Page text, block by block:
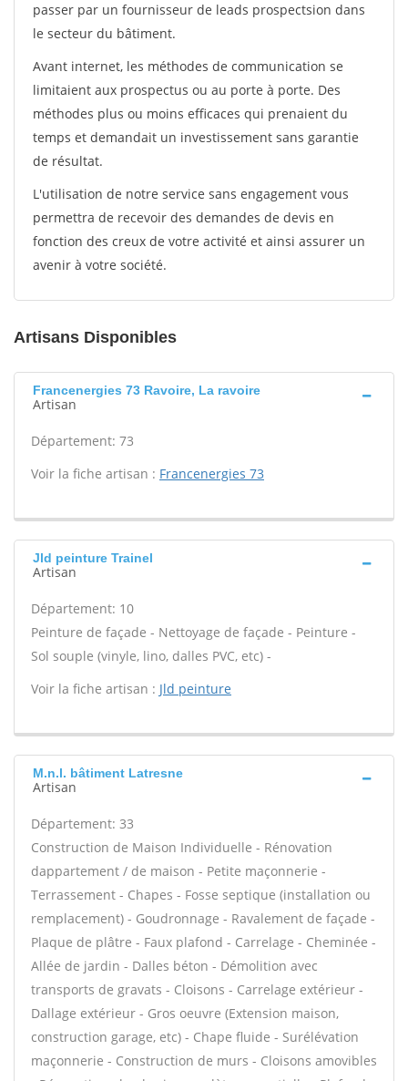
passer par un fournisseur de leads prospectsion dans
le secteur du bâtiment.
Avant internet, les méthodes de communication se
limitaient aux prospectus ou au porte à porte. Des
méthodes plus ou moins efficaces qui prenaient du
temps et demandait un investissement sans garantie
de résultat.
L'utilisation de notre service sans engagement vous
permettra de recevoir des demandes de devis en
fonction des creux de votre activité et ainsi assurer un
avenir à votre société.
Artisans Disponibles
Francenergies 73 Ravoire, La ravoire
Artisan
Département: 73
Voir la fiche artisan : Francenergies 73
Jld peinture Trainel
Artisan
Département: 10
Peinture de façade - Nettoyage de façade - Peinture -
Sol souple (vinyle, lino, dalles PVC, etc) -
Voir la fiche artisan : Jld peinture
M.n.l. bâtiment Latresne
Artisan
Département: 33
Construction de Maison Individuelle - Rénovation
dappartement / de maison - Petite maçonnerie -
Terrassement - Chapes - Fosse septique (installation ou
remplacement) - Goudronnage - Ravalement de façade -
Plaque de plâtre - Faux plafond - Carrelage - Cheminée -
Allée de jardin - Dalles béton - Démolition avec
transports de gravats - Cloisons - Carrelage extérieur -
Dallage extérieur - Gros oeuvre (Extension maison,
construction garage, etc) - Chape fluide - Surélévation
maçonnerie - Construction de murs - Cloisons amovibles